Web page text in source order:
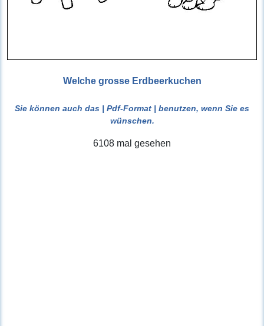
Welche grosse Erdbeerkuchen
Sie können auch das | Pdf-Format | benutzen, wenn Sie es
wünschen.
6108 mal gesehen